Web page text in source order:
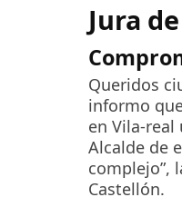
Jura
Queridos
informo
en Vila-real
Alcalde de
complejo”,
Castellón.